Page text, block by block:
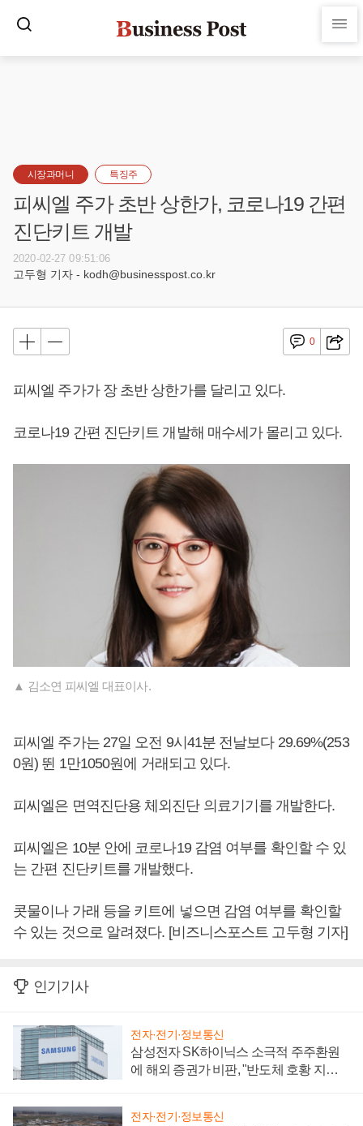
시장과머니 특징주
피씨엘 주가 초반 상한가, 코로나19 간편
진단키트 개발
2020-02-27 09:51:06
고두형 기자 - kodh@businesspost.co.kr
0
피씨엘 주가가 장 초반 상한가를 달리고 있다.
코로나19 간편 진단키트 개발해 매수세가 몰리고 있다.
▲ 김소연 피씨엘 대표이사.
피씨엘 주가는 27일 오전 9시41분 전날보다 29.69%(253
0원) 뛴 1만1050원에 거래되고 있다.
피씨엘은 면역진단용 체외진단 의료기기를 개발한다.
피씨엘은 10분 안에 코로나19 감염 여부를 확인할 수 있
는 간편 진단키트를 개발했다.
콧물이나 가래 등을 키트에 넣으면 감염 여부를 확인할
수 있는 것으로 알려졌다. [비즈니스포스트 고두형 기자]
인기기사
전자·전기·정보통신
삼성전자 SK하이닉스 소극적 주주환원
에 해외 증권가 비판, "반도체 호황 지속
전자·전기·정보통신